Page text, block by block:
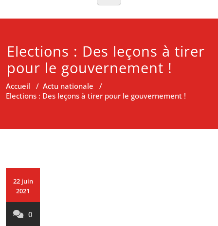
Elections : Des leçons à tirer
pour le gouvernement !
Accueil / Actu nationale /
Elections : Des leçons à tirer pour le gouvernement !
22 juin
2021
0